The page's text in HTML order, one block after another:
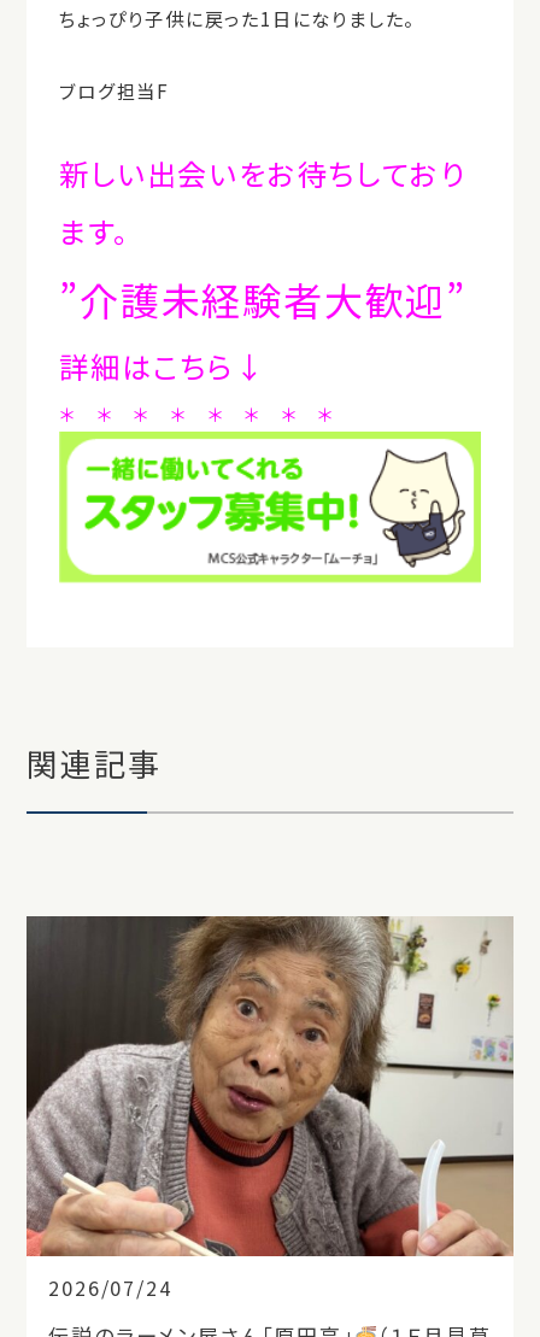
ちょっぴり子供に戻った1日になりました。
ブログ担当F
新しい出会いをお待ちしており
ます。
”介護未経験者大歓迎”
詳細はこちら↓
＊ ＊ ＊ ＊ ＊ ＊ ＊ ＊
関連記事
2026/07/24